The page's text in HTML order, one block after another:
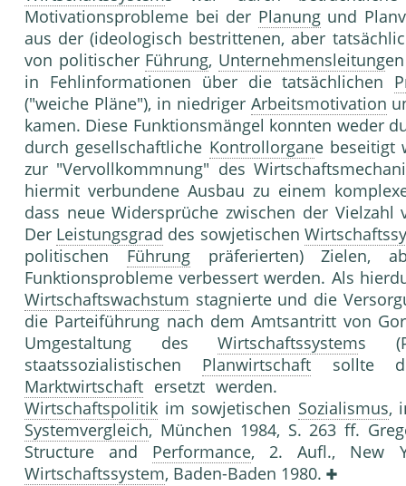
Motivationsprobleme bei der Planungund
aus der (ideologisch bestrittenen, aber
von politischer Führung, Unternehmensleitung
in Fehlinformationen über die tatsächlichen
("weiche Pläne"), in niedriger Arbeitsmotivation
kamen. Diese Funktionsmängel konnten weder
durch gesellschaftliche Kontrollorgane beseitigt
zur "Vervollkommnung" des
hiermit verbundene Ausbau zu einem
dass neue Widersprüche zwischen der
Der Leistungsgrad des sowjetischen
politischen Führungpräferierten) Zielen,
Funktionsprobleme verbessert werden. Als
Wirtschaftswachstum stagnierte und die
die Parteiführung nach dem Amtsantritt von
Umgestaltung desWirtschaftssystems
staatssozialistischen Planwirtschaft sollte
Marktwirtschaft ersetzt werden.
Wirtschaftspolitik im sowjetischen Sozialismus,
Systemvergleich, München 1984, S. 263 ff.
Structure and Performance, 2. Aufl., New
Wirtschaftssystem, Baden-Baden 1980.